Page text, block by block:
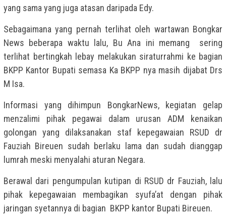
yang sama yang juga atasan daripada Edy.
Sebagaimana yang pernah terlihat oleh wartawan Bongkar
News beberapa waktu lalu, Bu Ana ini memang sering
terlihat bertingkah lebay melakukan siraturrahmi ke bagian
BKPP Kantor Bupati semasa Ka BKPP nya masih dijabat Drs
M Isa.
Informasi yang dihimpun BongkarNews, kegiatan gelap
menzalimi pihak pegawai dalam urusan ADM kenaikan
golongan yang dilaksanakan staf kepegawaian RSUD dr
Fauziah Bireuen sudah berlaku lama dan sudah dianggap
lumrah meski menyalahi aturan Negara.
Berawal dari pengumpulan kutipan di RSUD dr Fauziah, lalu
pihak kepegawaian membagikan syufa’at dengan pihak
jaringan syetannya di bagian BKPP kantor Bupati Bireuen.